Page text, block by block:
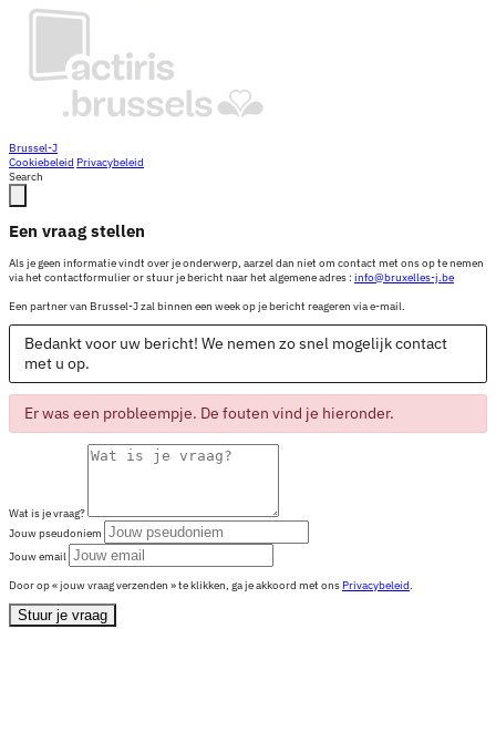
Brussel-J
Cookiebeleid Privacybeleid
Search
Een vraag stellen
Als je geen informatie vindt over je onderwerp, aarzel dan niet om contact met ons op te nemen
via het contactformulier or stuur je bericht naar het algemene adres : info@bruxelles-j.be
Een partner van Brussel-J zal binnen een week op je bericht reageren via e-mail.
Bedankt voor uw bericht! We nemen zo snel mogelijk contact
met u op.
Er was een probleempje. De fouten vind je hieronder.
Wat is je vraag?
Jouw pseudoniem
Jouw email
Door op « jouw vraag verzenden » te klikken, ga je akkoord met ons Privacybeleid.
Stuur je vraag